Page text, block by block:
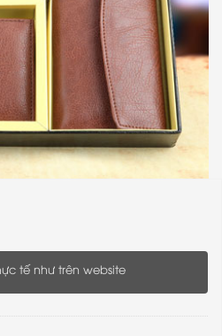
tế như trên website